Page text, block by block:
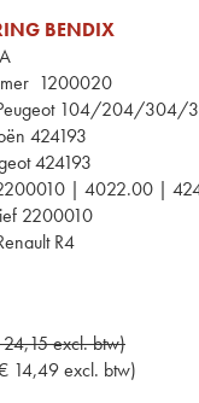
BENDIX
1200020
104/204/304/
424193
424193
| 4022.00 |
2200010
R4
excl. btw)
14,49 excl. btw)